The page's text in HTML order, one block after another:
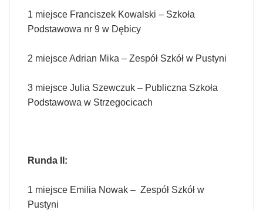
1 miejsce Franciszek Kowalski – Szkoła
Podstawowa nr 9 w Dębicy
2 miejsce Adrian Mika – Zespół Szkół w Pustyni
3 miejsce Julia Szewczuk – Publiczna Szkoła
Podstawowa w Strzegocicach
Runda II:
1 miejsce Emilia Nowak – Zespół Szkół w
Pustyni